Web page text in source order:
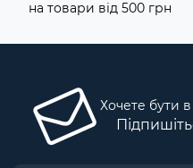
на товари від 500 грн
Хочете бути в